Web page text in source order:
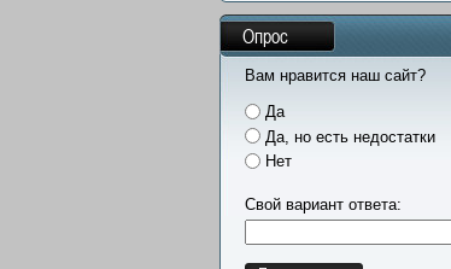
Опрос
Вам нравится наш сайт?
Да
Да, но есть недостатки
Нет
Свой вариант ответа: